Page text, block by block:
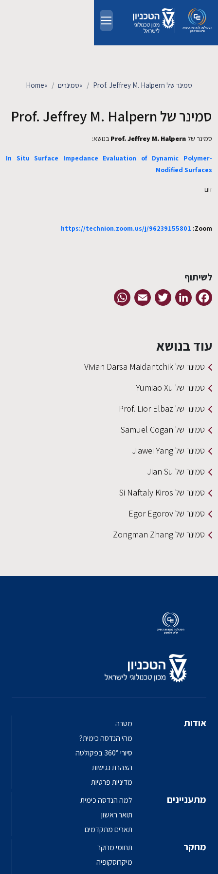
מחקר
חדשות ואירועים
קשרי תעשייה
Home» סמינרים» סמינר של Prof. Jeffrey M. Halpern
סמינר של Prof. Jeffrey M. Halpern
סמינר של Prof. Jeffrey M. Halpern בנושא:
In Situ Surface Impedance Evaluation of Dynamic Polymer-
Modified Surfaces
זום
Zoom:
https://technion.zoom.us/j/96239155801
לשיתוף
Facebook
LinkedIn
Twitter
Email
עוד בנושא
סמינר של Vivian Darsa Maidantchik
סמינר של Yumiao Xu
סמינר של Prof. Lior Elbaz
סמינר של Samuel Cogan
סמינר של Jiawei Yang
סמינר של Jian Su
סמינר של Si Naftaly Kiros
סמינר של Egor Egorov
סמינר של Zongman Zhang
אודות
מטרה
מהי הנדסה כימית?
סיורי 360° בפקולטה
הצהרת נגישות
מדיניות פרטיות
מתעניינים
למה הנדסה כימית
תואר ראשון
תארים מתקדמים
מחקר
תחומי מחקר
מיקרוסקופיה